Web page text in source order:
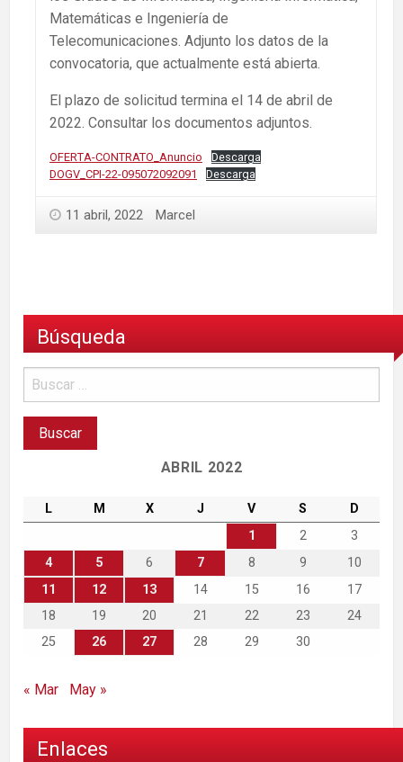
Matemáticas e Ingeniería de
Telecomunicaciones. Adjunto los datos de la
convocatoria, que actualmente está abierta.
El plazo de solicitud termina el 14 de abril de
2022. Consultar los documentos adjuntos.
OFERTA-CONTRATO_Anuncio
Descarga
DOGV_CPI-22-095072092091
Descarga
11 abril, 2022 Marcel
Búsqueda
ABRIL 2022
L M X J V S
D
1
2
3
4
5 6 7 8 9
10
11
12 13 14 15 16
17
18
19 20 21 22 23
24
25
26 27 28 29 30
« Mar May »
Enlaces